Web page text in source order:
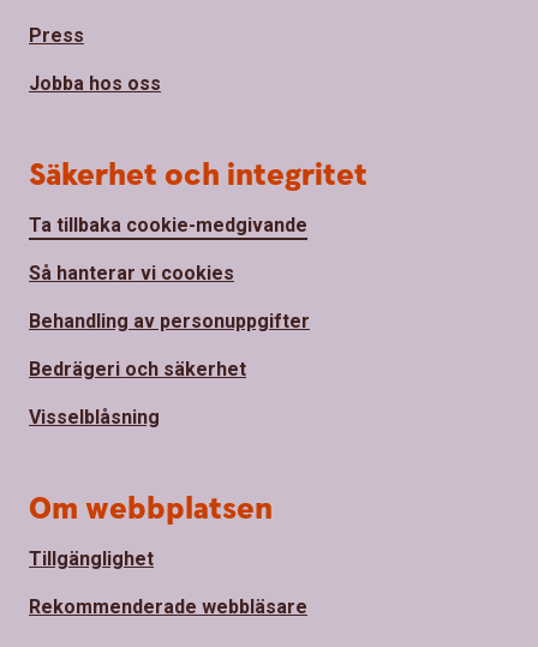
Press
Jobba hos oss
Säkerhet och integritet
Ta tillbaka cookie-medgivande
Så hanterar vi cookies
Behandling av personuppgifter
Bedrägeri och säkerhet
Visselblåsning
Om webbplatsen
Tillgänglighet
Rekommenderade webbläsare